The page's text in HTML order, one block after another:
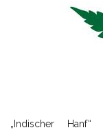
„Indischer